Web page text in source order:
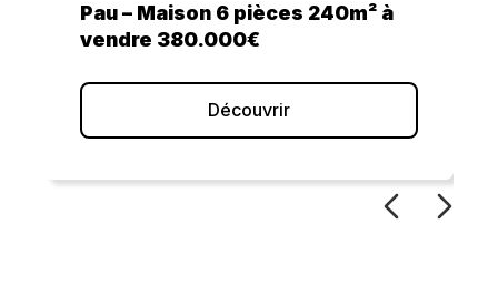
Idron – Maison 6 pièces 218m² à
vendre 798.000€
Découvrir